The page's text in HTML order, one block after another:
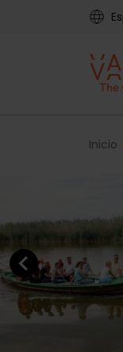
Inicio
Previous element